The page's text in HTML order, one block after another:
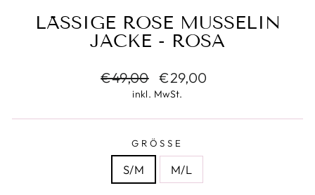
LÄSSIGE ROSE MUSSELIN
JACKE - ROSA
Normaler
€49,00 Sonderpreis
€29,00
inkl. MwSt.
GRÖSSE
S/M M/L